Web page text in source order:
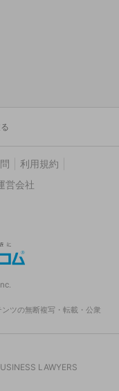
利用規約
営会社
ツの無断複写・転載・公衆
LAWYERS